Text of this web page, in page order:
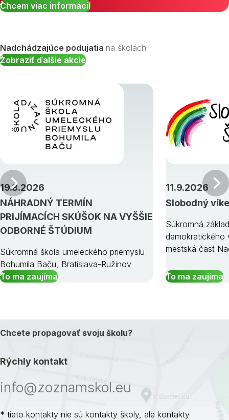
Chcem viac informácií
Nadchádzajúce podujatia na školách
Zobraziť ďalšie akcie
NÁHRADNÝ TERMÍN
PRIJÍMACÍCH SKÚŠOK NA VYŠŠIE
ODBORNÉ ŠTÚDIUM
19.8.2026
Súkromná škola umeleckého priemyslu
Bohumila Baču, Bratislava-Ružinov
To ma zaujíma
Slobodný
11.9.2026
Súkromná
demokratického
mestská časť
To ma zaujíma
Predchádzajúci
Chcete propagovať svoju školu?
Rýchly kontakt
info@zoznamskol.eu
* tieto kontakty nie sú kontakty školy, ale kontakty